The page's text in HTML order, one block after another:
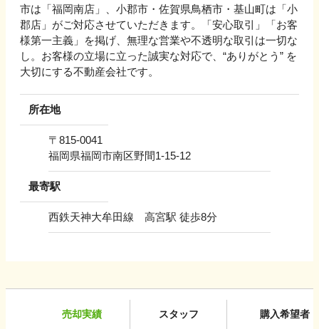
市は「福岡南店」、小郡市・佐賀県鳥栖市・基山町は「小
郡店」がご対応させていただきます。「安心取引」「お客
様第一主義」を掲げ、無理な営業や不透明な取引は一切な
し。お客様の立場に立った誠実な対応で、“ありがとう” を
大切にする不動産会社です。
所在地
〒 815-0041
福岡県福岡市南区野間1-15-12
最寄駅
西鉄天神大牟田線 高宮駅 徒歩8分
売却実績 スタッフ 購入希望者